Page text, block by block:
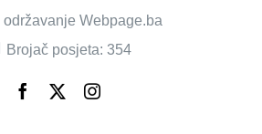
održavanje Webpage.ba
Brojač posjeta: 354
Facebook Instagram